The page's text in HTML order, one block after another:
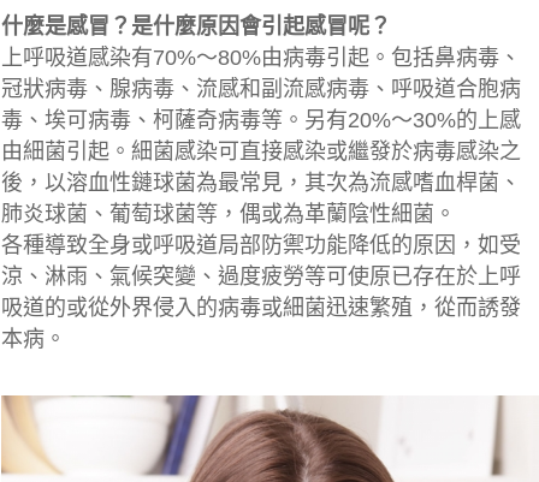
什麼是感冒？是什麼原因會引起感冒呢？
上呼吸道感染有70%～80%由病毒引起。包括鼻病毒、
冠狀病毒、腺病毒、流感和副流感病毒、呼吸道合胞病
毒、埃可病毒、柯薩奇病毒等。另有20%～30%的上感
由細菌引起。細菌感染可直接感染或繼發於病毒感染之
後，以溶血性鏈球菌為最常見，其次為流感嗜血桿菌、
肺炎球菌、葡萄球菌等，偶或為革蘭陰性細菌。
各種導致全身或呼吸道局部防禦功能降低的原因，如受
涼、淋雨、氣候突變、過度疲勞等可使原已存在於上呼
吸道的或從外界侵入的病毒或細菌迅速繁殖，從而誘發
本病。